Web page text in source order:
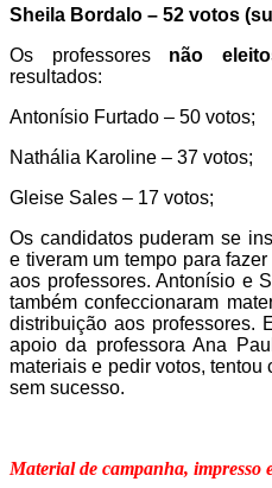
Sheila Bordalo – 52 votos
Os professores não
resultados:
Antonísio Furtado – 50 votos;
Nathália Karoline – 37 votos;
Gleise Sales – 17 votos;
Os candidatos puderam se
e tiveram um tempo para
aos professores. Antonísio e
também confeccionaram
distribuição aos professores.
apoio da professora Ana
materiais e pedir votos,
sem sucesso.
Material de campanha, impresso